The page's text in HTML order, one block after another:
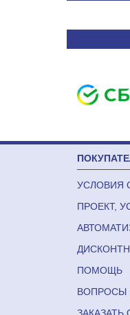
УСЛОВИЯ
ПРОЕКТ,
ПОМОЩЬ
ВОПРОСЫ